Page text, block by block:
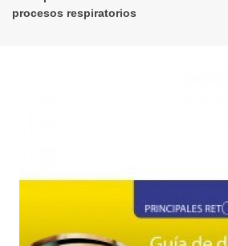
procesos respiratorios